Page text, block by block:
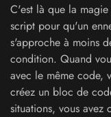
C'est là que la
script pour qu'un
s'approche à moins
condition. Quand
avec le même code,
créez un bloc de
situations, vous avez